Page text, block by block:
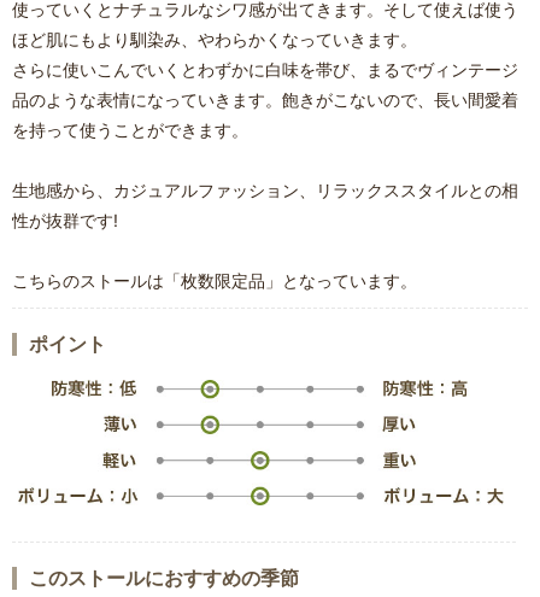
ポイント
このストールにおすすめの季節
使っていくとナチュラルなシワ感が出てきます。そして使えば使う
ほど肌にもより馴染み、やわらかくなっていきます。
さらに使いこんでいくとわずかに白味を帯び、まるでヴィンテージ
品のような表情になっていきます。飽きがこないので、長い間愛着
を持って使うことができます。
生地感から、カジュアルファッション、リラックススタイルとの相
性が抜群です!
こちらのストールは「枚数限定品」となっています。